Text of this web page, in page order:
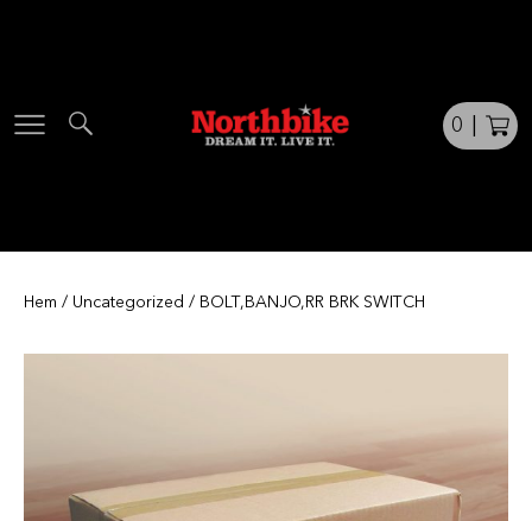
0
Hem / Uncategorized / BOLT,BANJO,RR BRK SWITCH